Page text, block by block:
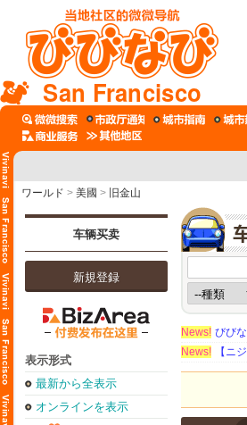
San Francisco
ワールド > 美國 > 旧金山
车辆买卖
新規登録
表示形式
最新から全表示
オンラインを表示
News! びび
News!
【ニ